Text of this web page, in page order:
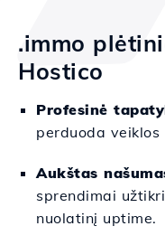
.immo
Hostico
Profesinė
perduoda
Aukštas
sprendimai
nuolatinį uptime.